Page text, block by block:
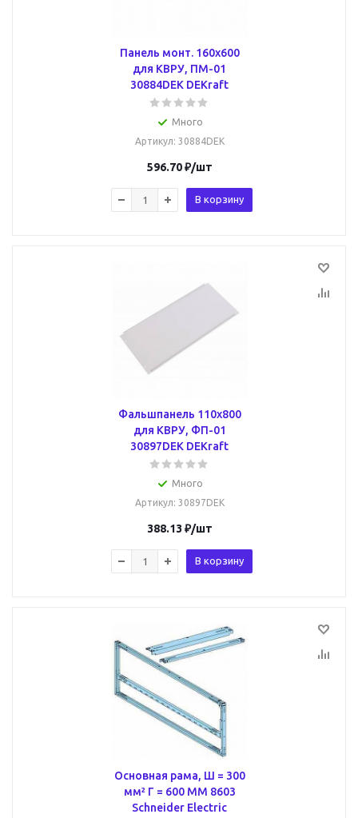
Панель монт. 160х600
для КВРУ, ПМ-01
30884DEK DEKraft
Много
Артикул: 30884DEK
596.70₽/шт
В корзину
Фальшпанель 110х800
для КВРУ, ФП-01
30897DEK DEKraft
Много
Артикул: 30897DEK
388.13 ₽/шт
В корзину
Основная рама, Ш = 300
мм² Г = 600 ММ 8603
Schneider Electric